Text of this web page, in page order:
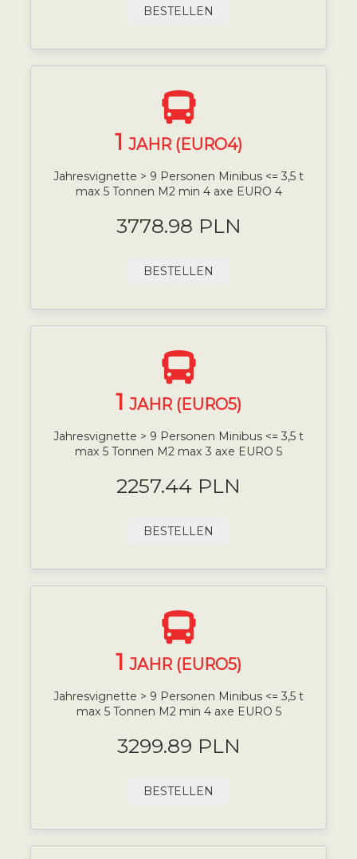
BESTELLEN
1 JAHR (EURO4)
Jahresvignette > 9 Personen Minibus <= 3,5 t
max 5 Tonnen M2 min 4 axe EURO 4
3778.98 PLN
BESTELLEN
1 JAHR (EURO5)
Jahresvignette > 9 Personen Minibus <= 3,5 t
max 5 Tonnen M2 max 3 axe EURO 5
2257.44 PLN
BESTELLEN
1 JAHR (EURO5)
Jahresvignette > 9 Personen Minibus <= 3,5 t
max 5 Tonnen M2 min 4 axe EURO 5
3299.89 PLN
BESTELLEN